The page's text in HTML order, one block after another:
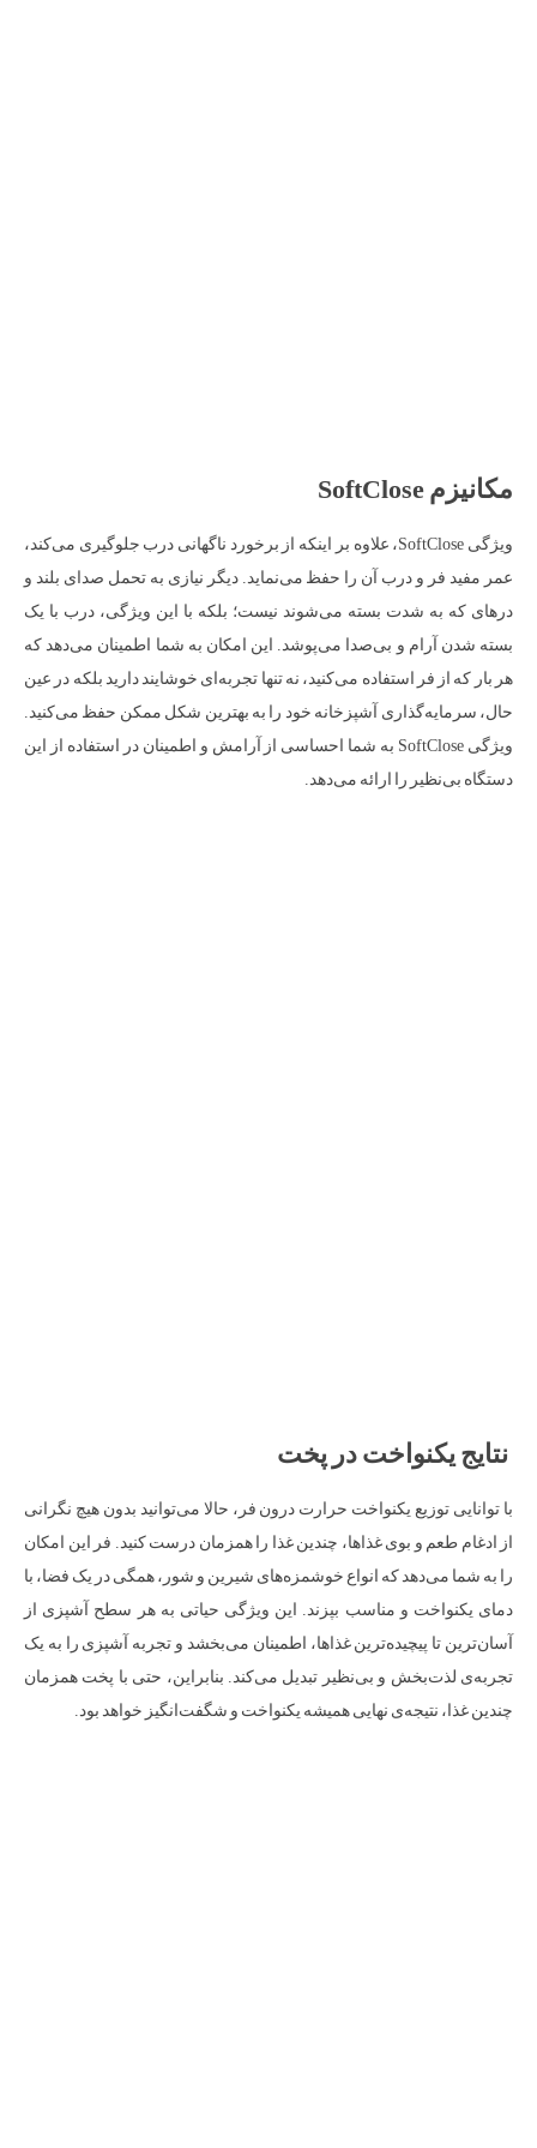
مکانیزم SoftClose
ویژگی SoftClose، علاوه بر اینکه از برخورد ناگهانی درب جلوگیری می‌کند،
عمر مفید فر و درب آن را حفظ می‌نماید. دیگر نیازی به تحمل صدای بلند و
درهای که به شدت بسته می‌شوند نیست؛ بلکه با این ویژگی، درب با یک
بسته شدن آرام و بی‌صدا می‌پوشد. این امکان به شما اطمینان می‌دهد که
هر بار که از فر استفاده می‌کنید، نه تنها تجربه‌ای خوشایند دارید بلکه در عین
حال، سرمایه‌گذاری آشپزخانه خود را به بهترین شکل ممکن حفظ می‌کنید.
ویژگی SoftClose به شما احساسی از آرامش و اطمینان در استفاده از این
دستگاه بی‌نظیر را ارائه می‌دهد.
نتایج یکنواخت در پخت
با توانایی توزیع یکنواخت حرارت درون فر، حالا می‌توانید بدون هیچ نگرانی
از ادغام طعم و بوی غذاها، چندین غذا را همزمان درست کنید. فر این امکان
را به شما می‌دهد که انواع خوشمزه‌های شیرین و شور، همگی در یک فضا، با
دمای یکنواخت و مناسب بپزند. این ویژگی حیاتی به هر سطح آشپزی از
آسان‌ترین تا پیچیده‌ترین غذاها، اطمینان می‌بخشد و تجربه آشپزی را به یک
تجربه‌ی لذت‌بخش و بی‌نظیر تبدیل می‌کند. بنابراین، حتی با پخت همزمان
چندین غذا، نتیجه‌ی نهایی همیشه یکنواخت و شگفت‌انگیز خواهد بود.